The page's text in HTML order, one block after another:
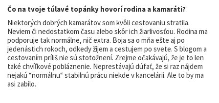
Čo na tvoje túlavé topánky hovorí rodina a kamaráti?
Niektorých dobrých kamarátov som kvôli cestovaniu stratila.
Neviem či nedostatkom času alebo skôr ich žiarlivosťou. Rodina ma
podporuje tak normálne, nič extra. Boja sa o mňa ešte aj po
jedenástich rokoch, odkedy žijem a cestujem po svete. S blogom a
cestovaním príliš nie sú stotožnení. Zrejme očakávajú, že je to len
také chvíľkové pobláznenie. Neprestávajú dúfať, že si raz nájdem
nejakú “normálnu“ stabilnú prácu niekde v kancelárii. Ale to by ma
asi zabilo.